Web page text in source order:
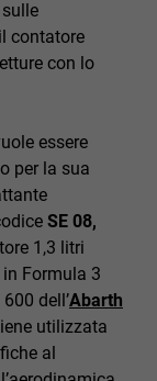
contatore
con lo
essere
per la sua
SE 08,
1,3 litri
Formula 3
dell’Abarth
utilizzata
al